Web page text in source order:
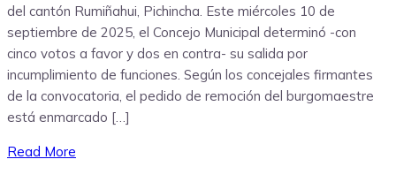
del cantón Rumiñahui, Pichincha. Este miércoles 10 de
septiembre de 2025, el Concejo Municipal determinó -con
cinco votos a favor y dos en contra- su salida por
incumplimiento de funciones. Según los concejales firmantes
de la convocatoria, el pedido de remoción del burgomaestre
está enmarcado […]
Read More